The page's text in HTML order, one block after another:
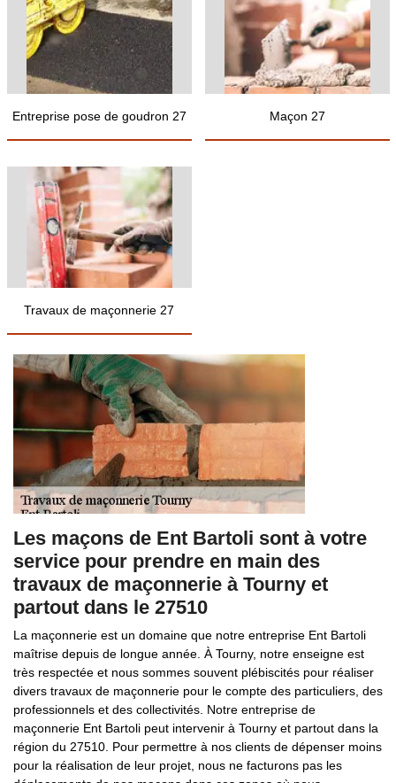
Entreprise pose de goudron 27 Maçon 27
Travaux de maçonnerie 27
Les maçons de Ent Bartoli sont à votre
service pour prendre en main des
travaux de maçonnerie à Tourny et
partout dans le 27510
La maçonnerie est un domaine que notre entreprise Ent Bartoli
maîtrise depuis de longue année. À Tourny, notre enseigne est
très respectée et nous sommes souvent plébiscités pour réaliser
divers travaux de maçonnerie pour le compte des particuliers, des
professionnels et des collectivités. Notre entreprise de
maçonnerie Ent Bartoli peut intervenir à Tourny et partout dans la
région du 27510. Pour permettre à nos clients de dépenser moins
pour la réalisation de leur projet, nous ne facturons pas les